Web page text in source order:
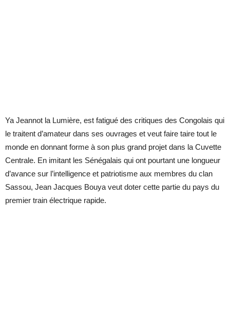
Ya Jeannot la Lumière, est fatigué des critiques des Congolais qui
le traitent d’amateur dans ses ouvrages et veut faire taire tout le
monde en donnant forme à son plus grand projet dans la Cuvette
Centrale. En imitant les Sénégalais qui ont pourtant une longueur
d’avance sur l’intelligence et patriotisme aux membres du clan
Sassou, Jean Jacques Bouya veut doter cette partie du pays du
premier train électrique rapide.